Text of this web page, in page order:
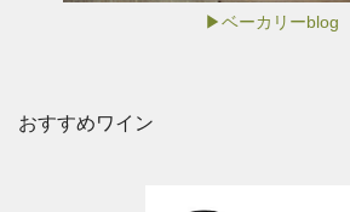
▶ベーカリーblog
おすすめワイン